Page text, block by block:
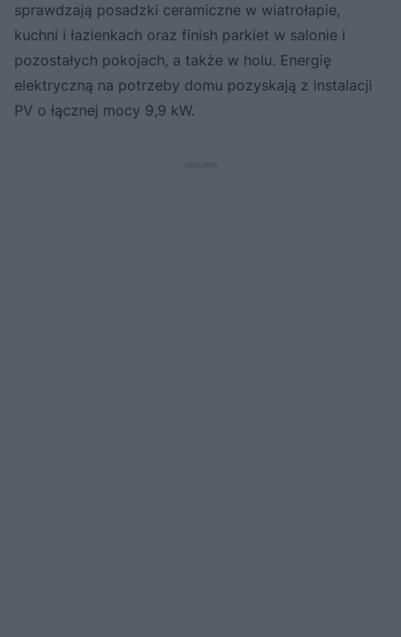
sprawdzają posadzki ceramiczne w wiatrołapie,
kuchni i łazienkach oraz finish parkiet w salonie i
pozostałych pokojach, a także w holu. Energię
elektryczną na potrzeby domu pozyskają z instalacji
PV o łącznej mocy 9,9 kW.